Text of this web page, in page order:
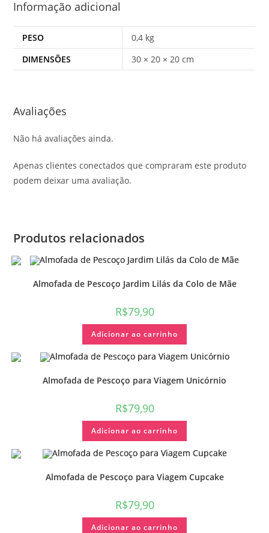
Informação adicional
PESO
0,4 kg
DIMENSÕES
30 × 20 × 20 cm
Avaliações
Não há avaliações ainda.
Apenas clientes conectados que compraram este produto
podem deixar uma avaliação.
Produtos relacionados
Almofada de Pescoço Jardim Lilás da Colo de Mãe
R$79,90
Adicionar ao carrinho
Almofada de Pescoço para Viagem Unicórnio
R$79,90
Adicionar ao carrinho
Almofada de Pescoço para Viagem Cupcake
R$79,90
Adicionar ao carrinho